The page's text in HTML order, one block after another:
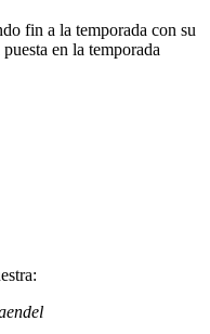
fin a la temporada con su
en la temporada